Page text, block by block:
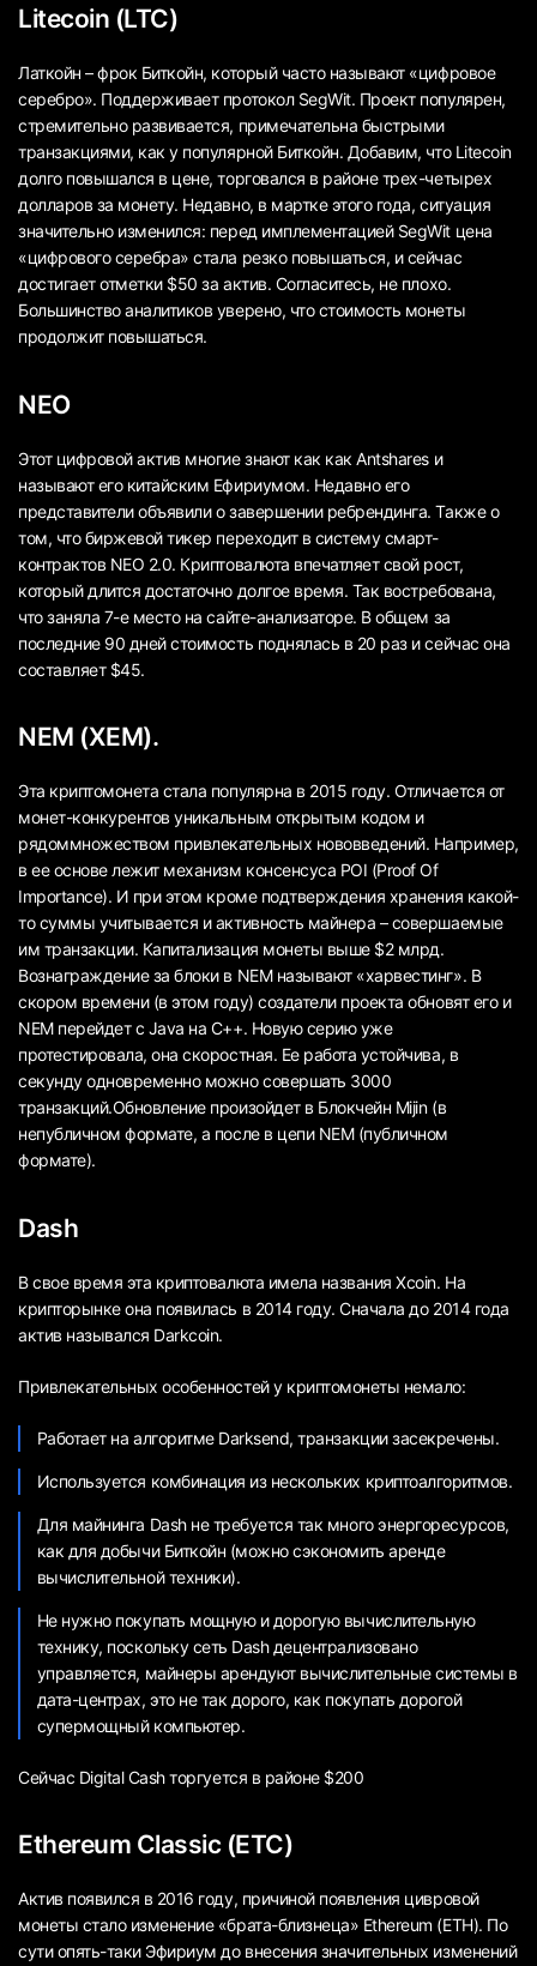
Litecoin (LTC)
Латкойн – фрок Биткойн, который часто называют «цифровое
серебро». Поддерживает протокол SegWit. Проект популярен,
стремительно развивается, примечательна быстрыми
транзакциями, как у популярной Биткойн. Добавим, что Litecoin
долго повышался в цене, торговался в районе трех-четырех
долларов за монету. Недавно, в мартке этого года, ситуация
значительно изменился: перед имплементацией SegWit цена
«цифрового серебра» стала резко повышаться, и сейчас
достигает отметки $50 за актив. Согласитесь, не плохо.
Большинство аналитиков уверено, что стоимость монеты
продолжит повышаться.
NEO
Этот цифровой актив многие знают как как Antshares и
называют его китайским Ефириумом. Недавно его
представители объявили о завершении ребрендинга. Также о
том, что биржевой тикер переходит в систему смарт-
контрактов NEO 2.0. Криптовалюта впечатляет свой рост,
который длится достаточно долгое время. Так востребована,
что заняла 7-е место на сайте-анализаторе. В общем за
последние 90 дней стоимость поднялась в 20 раз и сейчас она
составляет $45.
NEM (XEM).
Эта криптомонета стала популярна в 2015 году. Отличается от
монет-конкурентов уникальным открытым кодом и
рядоммножеством привлекательных нововведений. Например,
в ее основе лежит механизм консенсуса POI (Proof Of
Importance). И при этом кроме подтверждения хранения какой-
то суммы учитывается и активность майнера – совершаемые
им транзакции. Капитализация монеты выше $2 млрд.
Вознаграждение за блоки в NEM называют «харвестинг». В
скором времени (в этом году) создатели проекта обновят его и
NEM перейдет с Java на C++. Новую серию уже
протестировала, она скоростная. Ее работа устойчива, в
секунду одновременно можно совершать 3000
транзакций.Обновление произойдет в Блокчейн Mijin (в
непубличном формате, а после в цепи NEM (публичном
формате).
Dash
В свое время эта криптовалюта имела названия Xcoin. На
крипторынке она появилась в 2014 году. Сначала до 2014 года
актив назывался Darkcoin.
Привлекательных особенностей у криптомонеты немало:
Работает на алгоритме Darksend, транзакции засекречены.
Используется комбинация из нескольких криптоалгоритмов.
Для майнинга Dash не требуется так много энергоресурсов,
как для добычи Биткойн (можно сэкономить аренде
вычислительной техники).
Не нужно покупать мощную и дорогую вычислительную
технику, поскольку сеть Dash децентрализовано
управляется, майнеры арендуют вычислительные системы в
дата-центрах, это не так дорого, как покупать дорогой
супермощный компьютер.
Сейчас Digital Cash торгуется в районе $200
Ethereum Classic (ETC)
Актив появился в 2016 году, причиной появления цивровой
монеты стало изменение «брата-близнеца» Ethereum (ETH). По
сути опять-таки Эфириум до внесения значительных изменений